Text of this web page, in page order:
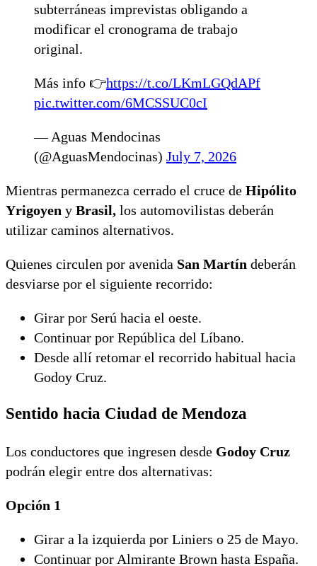
subterráneas imprevistas obligando a
modificar el cronograma de trabajo
original.
Más info 👉https://t.co/LKmLGQdAPf
pic.twitter.com/6MCSSUC0cI
— Aguas Mendocinas
(@AguasMendocinas) July 7, 2026
Mientras permanezca cerrado el cruce de Hipólito
Yrigoyen y Brasil, los automovilistas deberán
utilizar caminos alternativos.
Quienes circulen por avenida San Martín deberán
desviarse por el siguiente recorrido:
Girar por Serú hacia el oeste.
Continuar por República del Líbano.
Desde allí retomar el recorrido habitual hacia
Godoy Cruz.
Sentido hacia Ciudad de Mendoza
Los conductores que ingresen desde Godoy Cruz
podrán elegir entre dos alternativas:
Opción 1
Girar a la izquierda por Liniers o 25 de Mayo.
Continuar por Almirante Brown hasta España.